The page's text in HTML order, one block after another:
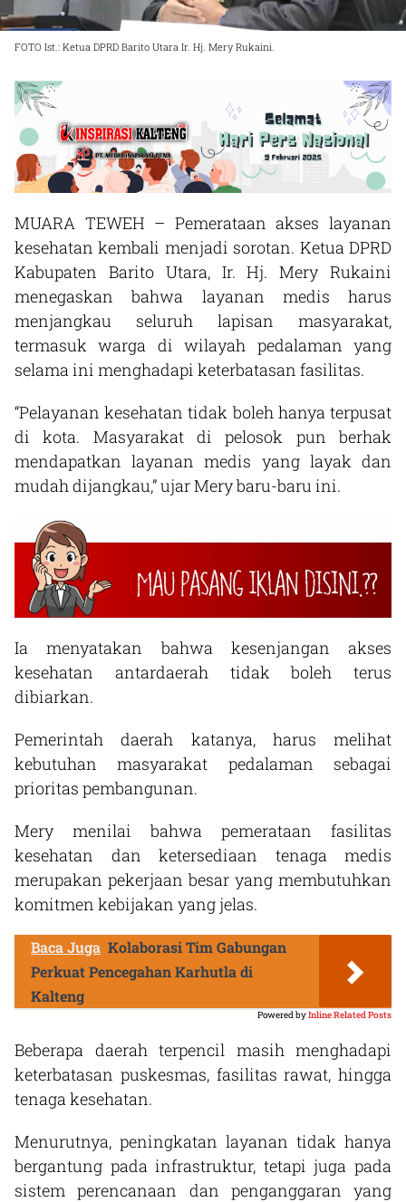
FOTO Ist.: Ketua DPRD Barito Utara Ir. Hj. Mery Rukaini.
MUARA TEWEH – Pemerataan akses layanan
kesehatan kembali menjadi sorotan. Ketua DPRD
Kabupaten Barito Utara, Ir. Hj. Mery Rukaini
menegaskan bahwa layanan medis harus
menjangkau seluruh lapisan masyarakat,
termasuk warga di wilayah pedalaman yang
selama ini menghadapi keterbatasan fasilitas.
“Pelayanan kesehatan tidak boleh hanya terpusat
di kota. Masyarakat di pelosok pun berhak
mendapatkan layanan medis yang layak dan
mudah dijangkau,” ujar Mery baru-baru ini.
Ia menyatakan bahwa kesenjangan akses
kesehatan antardaerah tidak boleh terus
dibiarkan.
Pemerintah daerah katanya, harus melihat
kebutuhan masyarakat pedalaman sebagai
prioritas pembangunan.
Mery menilai bahwa pemerataan fasilitas
kesehatan dan ketersediaan tenaga medis
merupakan pekerjaan besar yang membutuhkan
komitmen kebijakan yang jelas.
Baca Juga Kolaborasi Tim Gabungan
Perkuat Pencegahan Karhutla di
Kalteng
Powered byInline Related Posts
Beberapa daerah terpencil masih menghadapi
keterbatasan puskesmas, fasilitas rawat, hingga
tenaga kesehatan.
Menurutnya, peningkatan layanan tidak hanya
bergantung pada infrastruktur, tetapi juga pada
sistem perencanaan dan penganggaran yang